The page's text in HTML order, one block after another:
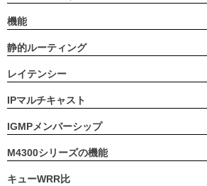
機能
静的ルーティング
レイテンシー
IPマルチキャスト
IGMPメンバーシップ
M4300シリーズの機能
キューWRR比